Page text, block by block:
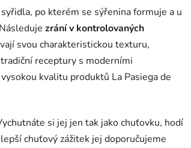
po kterém se sýřenina formuje a u
zrání v kontrolovaných
svou charakteristickou texturu,
receptury s moderními
kvalitu produktů La Pasiega de
si jej jen tak jako chuťovku, hodí
chuťový zážitek jej doporučujeme